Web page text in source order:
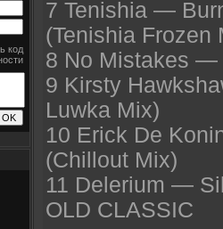
7 Tenishia —
(Tenishia Frozen
8 No Mistakes —
9 Kirsty
Luwka Mix)
10 Erick De
(Chillout Mix)
11 Delerium —
OLD CLASSIC